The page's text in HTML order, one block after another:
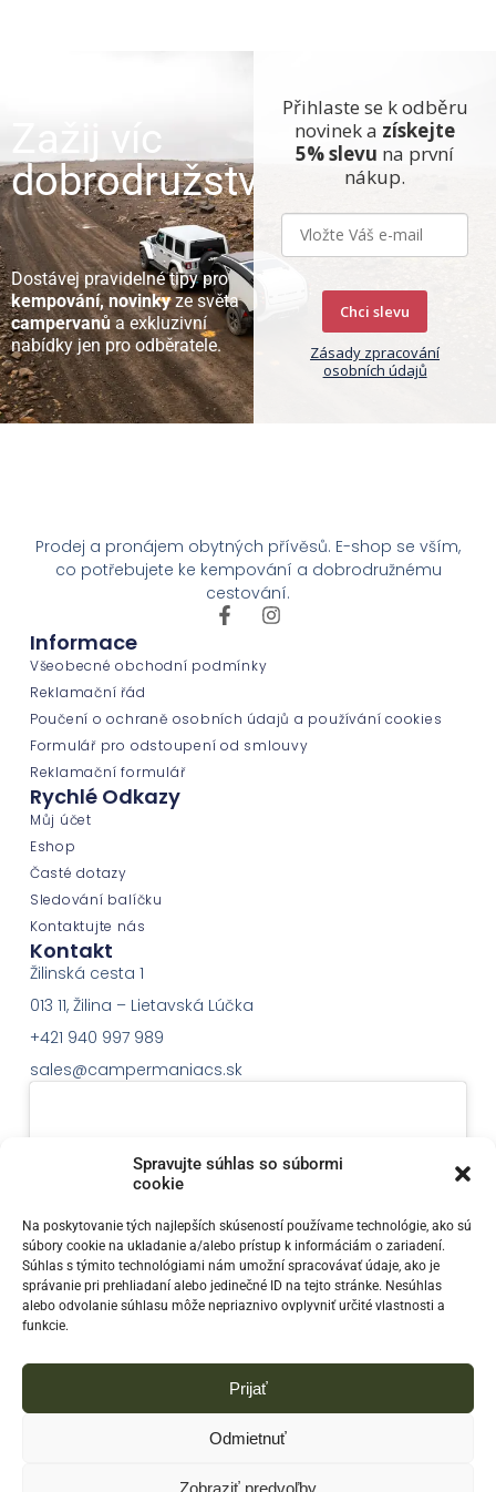
Spravujte súhlas so súbormi
cookie
Na poskytovanie tých najlepších skúseností používame technológie, ako sú
súbory cookie na ukladanie a/alebo prístup k informáciám o zariadení.
Súhlas s týmito technológiami nám umožní spracovávať údaje, ako je
správanie pri prehliadaní alebo jedinečné ID na tejto stránke. Nesúhlas
alebo odvolanie súhlasu môže nepriaznivo ovplyvniť určité vlastnosti a
funkcie.
Prijať
Odmietnuť
Zobraziť predvoľby
Zažij víc
dobrodružství
Dostávej pravidelné tipy pro
kempování, novinkyze světa
campervanůa exkluzivní
nabídky jen pro odběratele.
Přihlaste se k odběru
novinek a získejte
5% slevu na první
nákup.
Chci slevu
Zásady zpracování
osobních údajů
Prodej a pronájem obytných přívěsů. E-shop se vším,
co potřebujete ke kempování a dobrodružnému
cestování.
Informace
Všeobecné obchodní podmínky
Reklamační řád
Poučení o ochraně osobních údajů a používání cookies
Formulář pro odstoupení od smlouvy
Reklamační formulář
Rychlé Odkazy
Můj účet
Eshop
Časté dotazy
Sledování balíčku
Kontaktujte nás
Kontakt
Žilinská cesta 1
013 11, Žilina – Lietavská Lúčka
+421 940 997 989
sales@campermaniacs.sk
cookie a povolte tento obsah